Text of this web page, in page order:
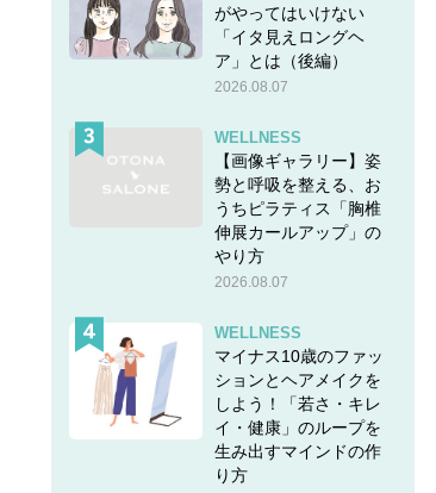
がやってはいけない
「イタ見えロングヘ
ア」とは（後編）
2026.08.07
WELLNESS
【画像ギャラリー】姿
勢と呼吸を整える、お
うちピラティス「胸椎
伸展カールアップ」の
やり方
2026.08.07
WELLNESS
マイナス10歳のファッ
ションとヘアメイクを
しよう！「若さ・キレ
イ・健康」のループを
生み出すマインドの作
り方